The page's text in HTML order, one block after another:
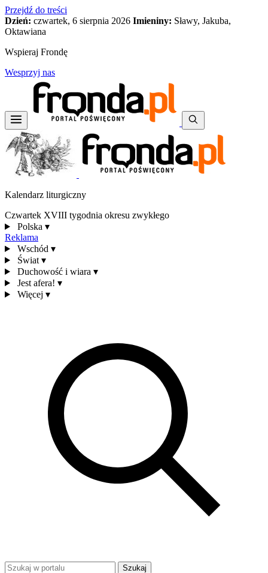
Przejdź do treści
Dzień: czwartek, 6 sierpnia 2026 Imieniny: Sławy, Jakuba,
Oktawiana
Wspieraj Frondę
Wesprzyj nas
Kalendarz liturgiczny
Czwartek XVIII tygodnia okresu zwykłego
Polska ▾
Reklama
Wschód ▾
Świat ▾
Duchowość i wiara ▾
Jest afera! ▾
Więcej ▾
Szukaj